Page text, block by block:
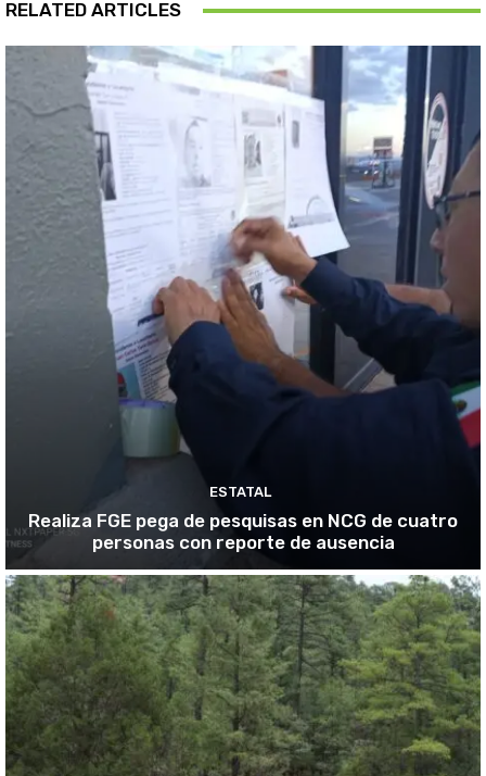
RELATED ARTICLES
ESTATAL
Realiza FGE pega de pesquisas en NCG de cuatro
personas con reporte de ausencia